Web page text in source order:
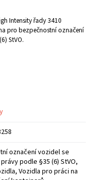
Intensity řady 3410
pro bezpečnostní označení
StVO.
označení vozidel se
podle §35 (6) StVO,
Vozidla pro práci na